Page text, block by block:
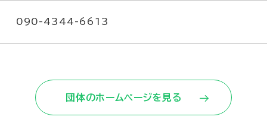
090-4344-6613
団体のホームページを見る